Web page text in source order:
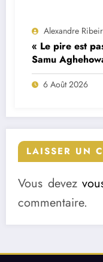
Alexandre
« Le pire est
Samu
Porto ?
6 Août 2026
LAISSER UN
Vous devez
commentaire.